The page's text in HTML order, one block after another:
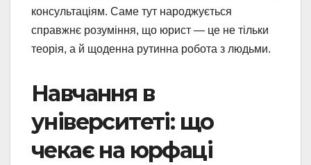
консультаціям. Саме тут народжується
справжнє розуміння, що юрист — це не тільки
теорія, а й щоденна рутинна робота з людьми.
Навчання в
університеті: що
чекає на юрфаці